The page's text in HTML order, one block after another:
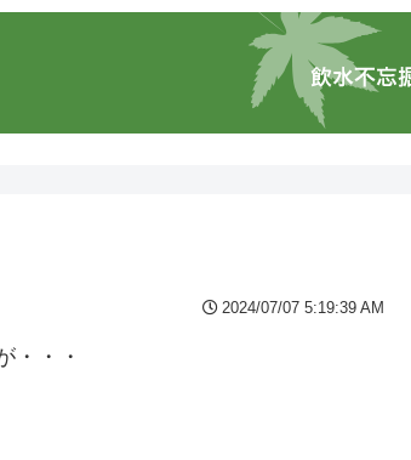
2024/07/07 5:19:39 AM
・・・